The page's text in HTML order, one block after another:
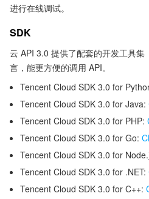
进行在线调试。
SDK
云 API 3.0 提供了配套的开发工具集
言，能更方便的调用 API。
Tencent Cloud SDK 3.0 for
Tencent Cloud SDK 3.0 for Java:
Tencent Cloud SDK 3.0 for PHP:
Tencent Cloud SDK 3.0 for Go:
Tencent Cloud SDK 3.0 for
Tencent Cloud SDK 3.0 for .NET:
Tencent Cloud SDK 3.0 for C++: